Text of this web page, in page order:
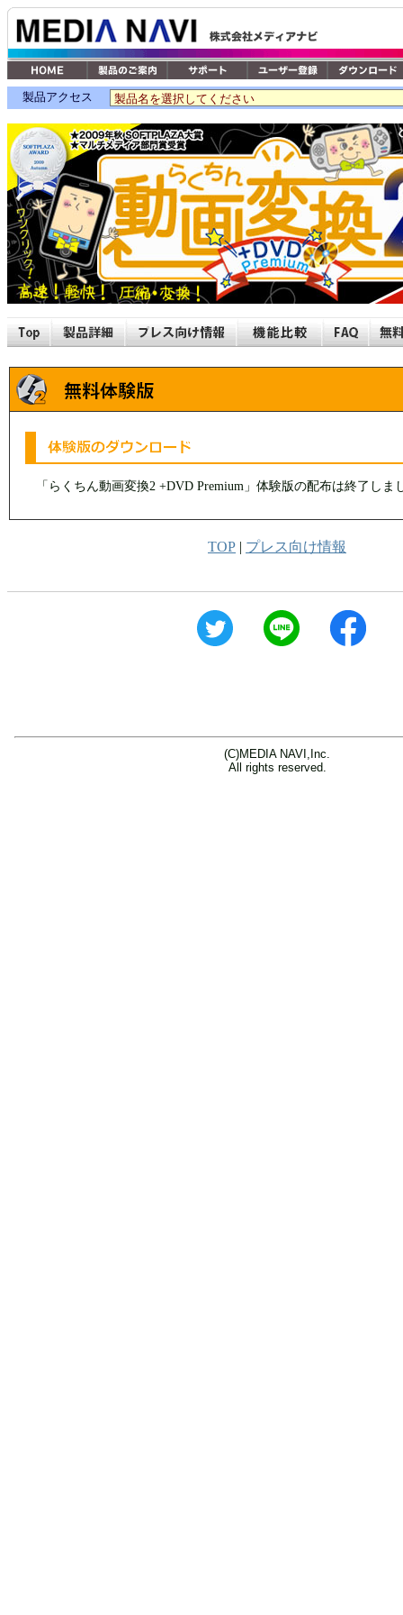
製品アクセス
「らくちん動画変換2 +DVD Premium」体験版の配布は終了しま
TOP | プレス向け情報
(C)MEDIA NAVI,Inc.
All rights reserved.